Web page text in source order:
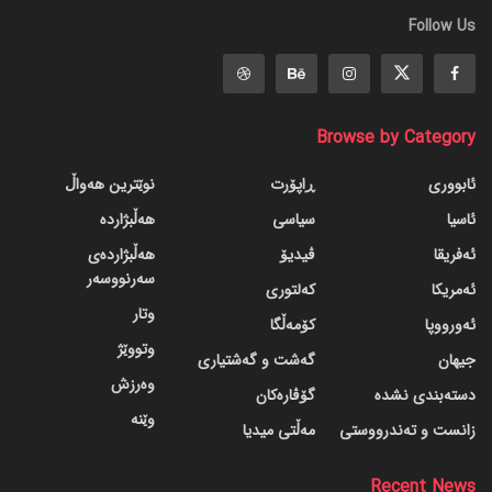
Follow Us
Browse by Category
ئابووری
ئاسیا
ئەفریقا
ئەمریکا
ئەورووپا
جیهان
دسته‌بندی نشده
زانست و تەندرووستی
ڕاپۆرت
سیاسی
ڤیدیۆ
کەلتوری
کۆمەڵگا
گه‌شت و گه‌شتیاری
گۆڤاره‌کان
مەڵتی میدیا
نوێترین هەواڵ
هەڵبژاردە
هەڵبژاردەی
سەرنووسەر
وتار
وتووێژ
وەرزش
وێنە